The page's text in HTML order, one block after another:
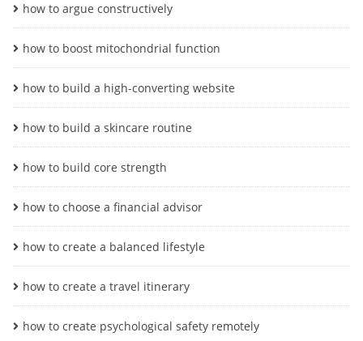
how to argue constructively
how to boost mitochondrial function
how to build a high-converting website
how to build a skincare routine
how to build core strength
how to choose a financial advisor
how to create a balanced lifestyle
how to create a travel itinerary
how to create psychological safety remotely